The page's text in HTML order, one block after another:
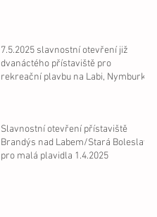
7.5.2025 slavnostní otevření již
dvanáctého přístaviště pro
rekreační plavbu na Labi, Nymburk
Slavnostní otevření přístaviště
Brandýs nad Labem/Stará Boleslav
pro malá plavidla 1.4.2025